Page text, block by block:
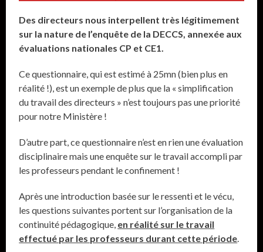
Des directeurs nous interpellent très légitimement
sur la nature de l’enquête de la DECCS, annexée aux
évaluations nationales CP et CE1.
Ce questionnaire, qui est estimé à 25mn (bien plus en
réalité !), est un exemple de plus que la « simplification
du travail des directeurs » n’est toujours pas une priorité
pour notre Ministère !
D’autre part, ce questionnaire n’est en rien une évaluation
disciplinaire mais une enquête sur le travail accompli par
les professeurs pendant le confinement !
Après une introduction basée sur le ressenti et le vécu,
les questions suivantes portent sur l’organisation de la
continuité pédagogique, en réalité sur le travail
effectué par les professeurs durant cette période